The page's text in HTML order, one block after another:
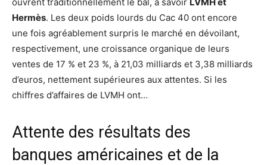
Hermès. Les deux poids lourds du Cac 40 ont encore
une fois agréablement surpris le marché en dévoilant,
respectivement, une croissance organique de leurs
ventes de 17 % et 23 %, à 21,03 milliards et 3,38 milliards
d’euros, nettement supérieures aux attentes. Si les
chiffres d’affaires de LVMH ont…
Attente des résultats des
banques américaines et de la